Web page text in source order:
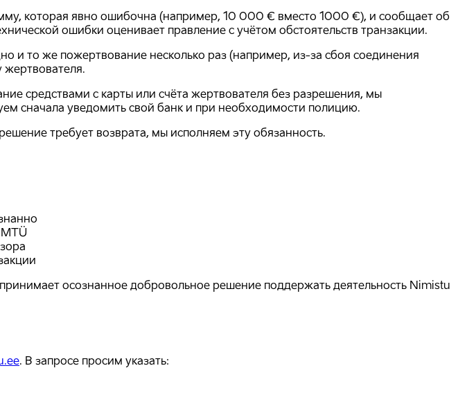
которая явно ошибочна (например, 10 000 € вместо 1000 €), и сообщает об
ошибки оценивает правление с учётом обстоятельств транзакции.
и то же пожертвование несколько раз (например, из-за сбоя соединения
средствами с карты или счёта жертвователя без разрешения, мы
сначала уведомить свой банк и при необходимости полицию.
требует возврата, мы исполняем эту обязанность.
осознанное добровольное решение поддержать деятельность Nimistu
. В запросе просим указать: